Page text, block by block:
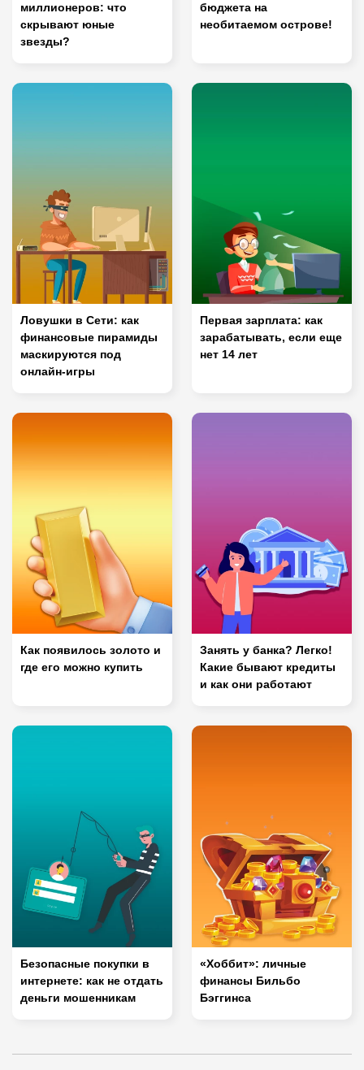
миллионеров: что
скрывают юные
звезды?
бюджета на
необитаемом острове!
Ловушки в Сети: как
финансовые пирамиды
маскируются под
онлайн-игры
Первая зарплата: как
зарабатывать, если еще
нет 14 лет
Как появилось золото и
где его можно купить
Занять у банка? Легко!
Какие бывают кредиты
и как они работают
Безопасные покупки в
интернете: как не отдать
деньги мошенникам
«Хоббит»: личные
финансы Бильбо
Бэггинса